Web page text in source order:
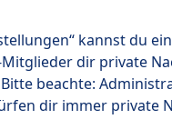
kannst du
dir private
beachte:
dir immer private